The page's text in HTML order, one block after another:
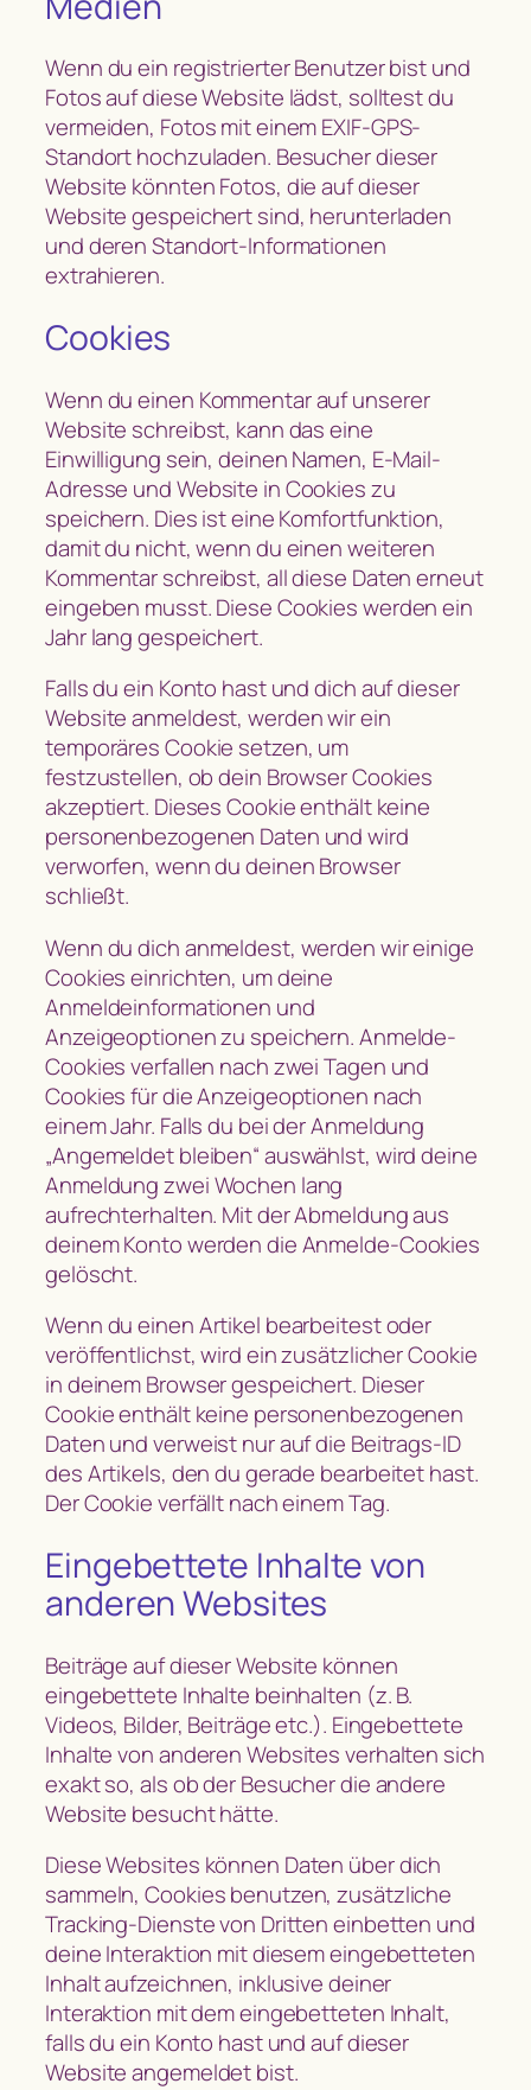
Wenn du ein registrierter Benutzer bist und
Fotos auf diese Website lädst, solltest du
vermeiden, Fotos mit einem EXIF-GPS-
Standort hochzuladen. Besucher dieser
Website könnten Fotos, die auf dieser
Website gespeichert sind, herunterladen
und deren Standort-Informationen
extrahieren.
Cookies
Wenn du einen Kommentar auf unserer
Website schreibst, kann das eine
Einwilligung sein, deinen Namen, E-Mail-
Adresse und Website in Cookies zu
speichern. Dies ist eine Komfortfunktion,
damit du nicht, wenn du einen weiteren
Kommentar schreibst, all diese Daten erneut
eingeben musst. Diese Cookies werden ein
Jahr lang gespeichert.
Falls du ein Konto hast und dich auf dieser
Website anmeldest, werden wir ein
temporäres Cookie setzen, um
festzustellen, ob dein Browser Cookies
akzeptiert. Dieses Cookie enthält keine
personenbezogenen Daten und wird
verworfen, wenn du deinen Browser
schließt.
Wenn du dich anmeldest, werden wir einige
Cookies einrichten, um deine
Anmeldeinformationen und
Anzeigeoptionen zu speichern. Anmelde-
Cookies verfallen nach zwei Tagen und
Cookies für die Anzeigeoptionen nach
einem Jahr. Falls du bei der Anmeldung
„Angemeldet bleiben“ auswählst, wird deine
Anmeldung zwei Wochen lang
aufrechterhalten. Mit der Abmeldung aus
deinem Konto werden die Anmelde-Cookies
gelöscht.
Wenn du einen Artikel bearbeitest oder
veröffentlichst, wird ein zusätzlicher Cookie
in deinem Browser gespeichert. Dieser
Cookie enthält keine personenbezogenen
Daten und verweist nur auf die Beitrags-ID
des Artikels, den du gerade bearbeitet hast.
Der Cookie verfällt nach einem Tag.
Eingebettete Inhalte von
anderen Websites
Beiträge auf dieser Website können
eingebettete Inhalte beinhalten (z. B.
Videos, Bilder, Beiträge etc.). Eingebettete
Inhalte von anderen Websites verhalten sich
exakt so, als ob der Besucher die andere
Website besucht hätte.
Diese Websites können Daten über dich
sammeln, Cookies benutzen, zusätzliche
Tracking-Dienste von Dritten einbetten und
deine Interaktion mit diesem eingebetteten
Inhalt aufzeichnen, inklusive deiner
Interaktion mit dem eingebetteten Inhalt,
falls du ein Konto hast und auf dieser
Website angemeldet bist.